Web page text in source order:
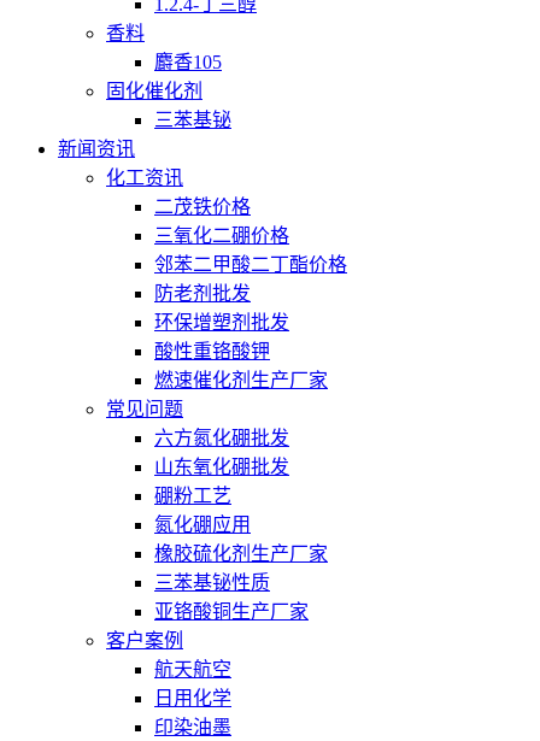
1.2.4-丁三醇
香料
麝香105
固化催化剂
三苯基铋
新闻资讯
化工资讯
二茂铁价格
三氧化二硼价格
邻苯二甲酸二丁酯价格
防老剂批发
环保增塑剂批发
酸性重铬酸钾
燃速催化剂生产厂家
常见问题
六方氮化硼批发
山东氧化硼批发
硼粉工艺
氮化硼应用
橡胶硫化剂生产厂家
三苯基铋性质
亚铬酸铜生产厂家
客户案例
航天航空
日用化学
印染油墨